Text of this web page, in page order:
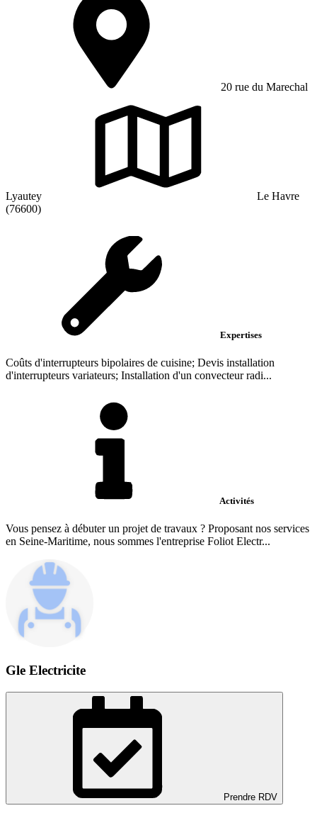
20 rue du Marechal
Lyautey
Le Havre
(76600)
Expertises
Coûts d'interrupteurs bipolaires de cuisine; Devis installation
d'interrupteurs variateurs; Installation d'un convecteur radi...
Activités
Vous pensez à débuter un projet de travaux ? Proposant nos services
en Seine-Maritime, nous sommes l'entreprise Foliot Electr...
Gle Electricite
Prendre RDV